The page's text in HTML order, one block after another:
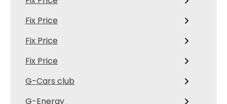
Fix Price
Fix Price
Fix Price
G-Cars club
G-Energy